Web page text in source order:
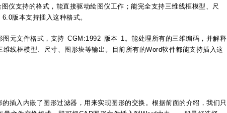
图仪支持的格式，能直接驱动绘图仪工作；能完全支持三维线框模型、尺
6.0版本支持插入这种格式。
图元文件格式，支持 CGM:1992 版本 1。能处理所有的三维编码，并解释
线框模型、尺寸、图形块等输出。目前所有的Word软件都能支持插入这
插入内嵌了图形过滤器，用来实现图形的交换。根据前面的介绍，我们只